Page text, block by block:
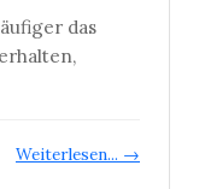
das
Weiterlesen... →